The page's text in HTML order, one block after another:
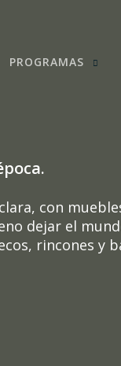
PROGRAMAS
con
dejar el
rincones y